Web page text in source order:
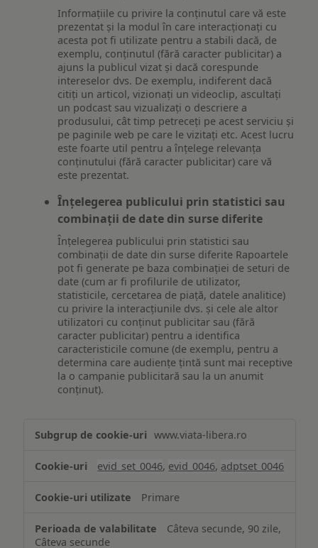
Informațiile cu privire la conținutul care vă este
prezentat și la modul în care interacționați cu
acesta pot fi utilizate pentru a stabili dacă, de
exemplu, conținutul (fără caracter publicitar) a
ajuns la publicul vizat și dacă corespunde
intereselor dvs. De exemplu, indiferent dacă
citiți un articol, vizionați un videoclip, ascultați
un podcast sau vizualizați o descriere a
produsului, cât timp petreceți pe acest serviciu și
pe paginile web pe care le vizitați etc. Acest lucru
este foarte util pentru a înțelege relevanța
conținutului (fără caracter publicitar) care vă
este prezentat.
Înțelegerea publicului prin statistici sau
combinații de date din surse diferite
Înțelegerea publicului prin statistici sau
combinații de date din surse diferite Rapoartele
pot fi generate pe baza combinației de seturi de
date (cum ar fi profilurile de utilizator,
statisticile, cercetarea de piață, datele analitice)
cu privire la interacțiunile dvs. și cele ale altor
utilizatori cu conținut publicitar sau (fără
caracter publicitar) pentru a identifica
caracteristicile comune (de exemplu, pentru a
determina care audiențe țintă sunt mai receptive
la o campanie publicitară sau la un anumit
conținut).
www.viata-libera.ro
evid_set_0046, evid_0046, adptset_0046
Primare
Câteva secunde, 90 zile,
Câteva secunde